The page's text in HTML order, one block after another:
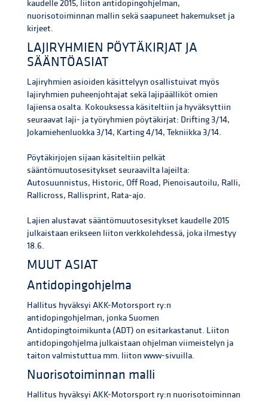
kaudelle 2015, liiton antidopingohjelman,
nuorisotoiminnan mallin sekä saapuneet hakemukset ja
kirjeet.
LAJIRYHMIEN PÖYTÄKIRJAT JA
SÄÄNTÖASIAT
Lajiryhmien asioiden käsittelyyn osallistuivat myös
lajiryhmien puheenjohtajat sekä lajipäälliköt omien
lajiensa osalta. Kokouksessa käsiteltiin ja hyväksyttiin
seuraavat laji- ja työryhmien pöytäkirjat: Drifting 3/14,
Jokamiehenluokka 3/14, Karting 4/14, Tekniikka 3/14.
Pöytäkirjojen sijaan käsiteltiin pelkät
sääntömuutosesitykset seuraavilta lajeilta:
Autosuunnistus, Historic, Off Road, Pienoisautoilu, Ralli,
Rallicross, Rallisprint, Rata-ajo.
Lajien alustavat sääntömuutosesitykset kaudelle 2015
julkaistaan erikseen liiton verkkolehdessä, joka ilmestyy
18.6.
MUUT ASIAT
Antidopingohjelma
Hallitus hyväksyi AKK-Motorsport ry:n
antidopingohjelman, jonka Suomen
Antidopingtoimikunta (ADT) on esitarkastanut. Liiton
antidopingohjelma julkaistaan ohjelman viimeistelyn ja
taiton valmistuttua mm. liiton www-sivuilla.
Nuorisotoiminnan malli
Hallitus hyväksyi AKK-Motorsport ry:n nuorisotoiminnan